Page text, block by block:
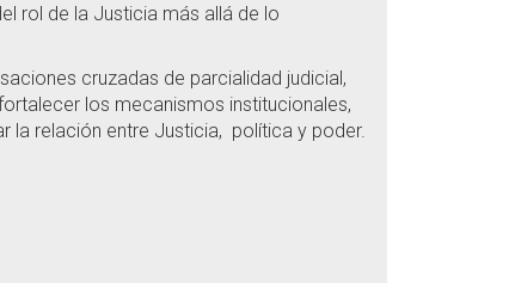
rol de la Justicia más allá de lo
cruzadas de parcialidad judicial,
los mecanismos institucionales,
la relación entre Justicia, política y poder.